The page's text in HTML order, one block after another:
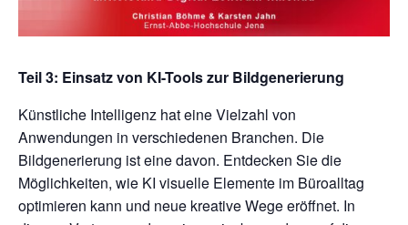
Teil 3: Einsatz von KI-Tools zur Bildgenerierung
Künstliche Intelligenz hat eine Vielzahl von
Anwendungen in verschiedenen Branchen. Die
Bildgenerierung ist eine davon. Entdecken Sie die
Möglichkeiten, wie KI visuelle Elemente im Büroalltag
optimieren kann und neue kreative Wege eröffnet. In